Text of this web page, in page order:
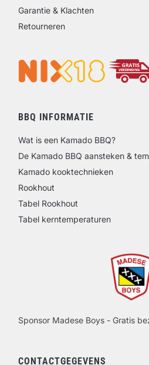
Garantie & Klachten
Retourneren
BBQ INFORMATIE
Wat is een Kamado BBQ?
De Kamado BBQ aansteken &
Kamado kooktechnieken
Rookhout
Tabel Rookhout
Tabel kerntemperaturen
Sponsor Madese Boys - Gratis
CONTACTGEGEVENS